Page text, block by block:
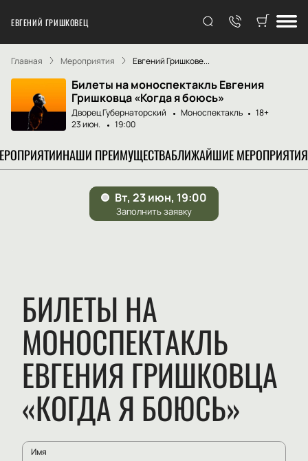
ЕВГЕНИЙ ГРИШКОВЕЦ
Главная Мероприятия Евгений Гришкове...
Билеты на моноспектакль Евгения
Гришковца «Когда я боюсь»
Дворец Губернаторский Моноспектакль
18+
23 июн.
19:00
НАШИ ПРЕИМУЩЕСТВАБЛИЖАЙШИЕ МЕРОПРИЯТИЯ
БИЛЕТЫ НА
МОНОСПЕКТАКЛЬ
ЕВГЕНИЯ ГРИШКОВЦА
«КОГДА Я БОЮСЬ»
Имя